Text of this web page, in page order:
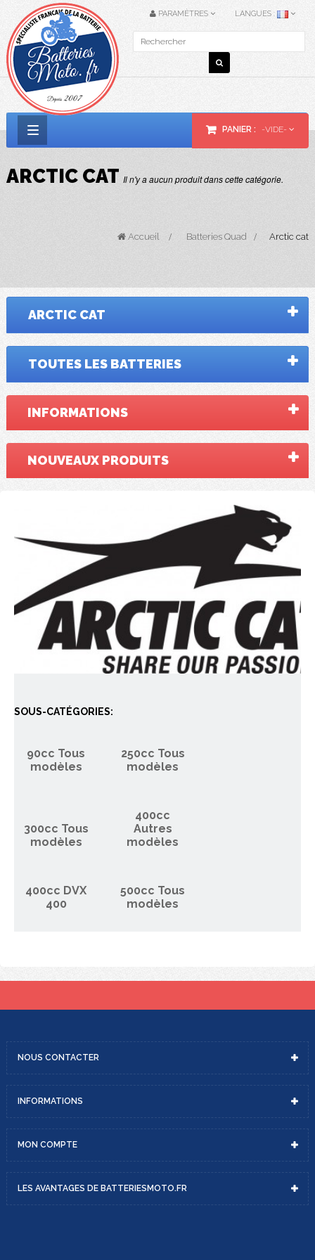
PARAMÈTRES LANGUES :
la
PANIER : -VIDE-
ARCTIC CAT Il n'y a aucun produit dans cette catégorie.
Accueil > Batteries Quad > Arctic cat
ARCTIC CAT
TOUTES LES BATTERIES
INFORMATIONS
NOUVEAUX PRODUITS
SOUS-CATÉGORIES:
90cc Tous
modèles
250cc Tous
modèles
300cc Tous
modèles
400cc
Autres
modèles
400cc DVX
400
500cc Tous
modèles
NOUS CONTACTER
INFORMATIONS
MON COMPTE
LES AVANTAGES DE BATTERIESMOTO.FR